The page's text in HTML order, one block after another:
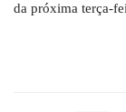
da próxima terça-